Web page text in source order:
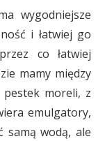
wygodniejsze
i łatwiej go
co łatwiej
mamy między
pestek moreli, z
emulgatory,
samą wodą, ale